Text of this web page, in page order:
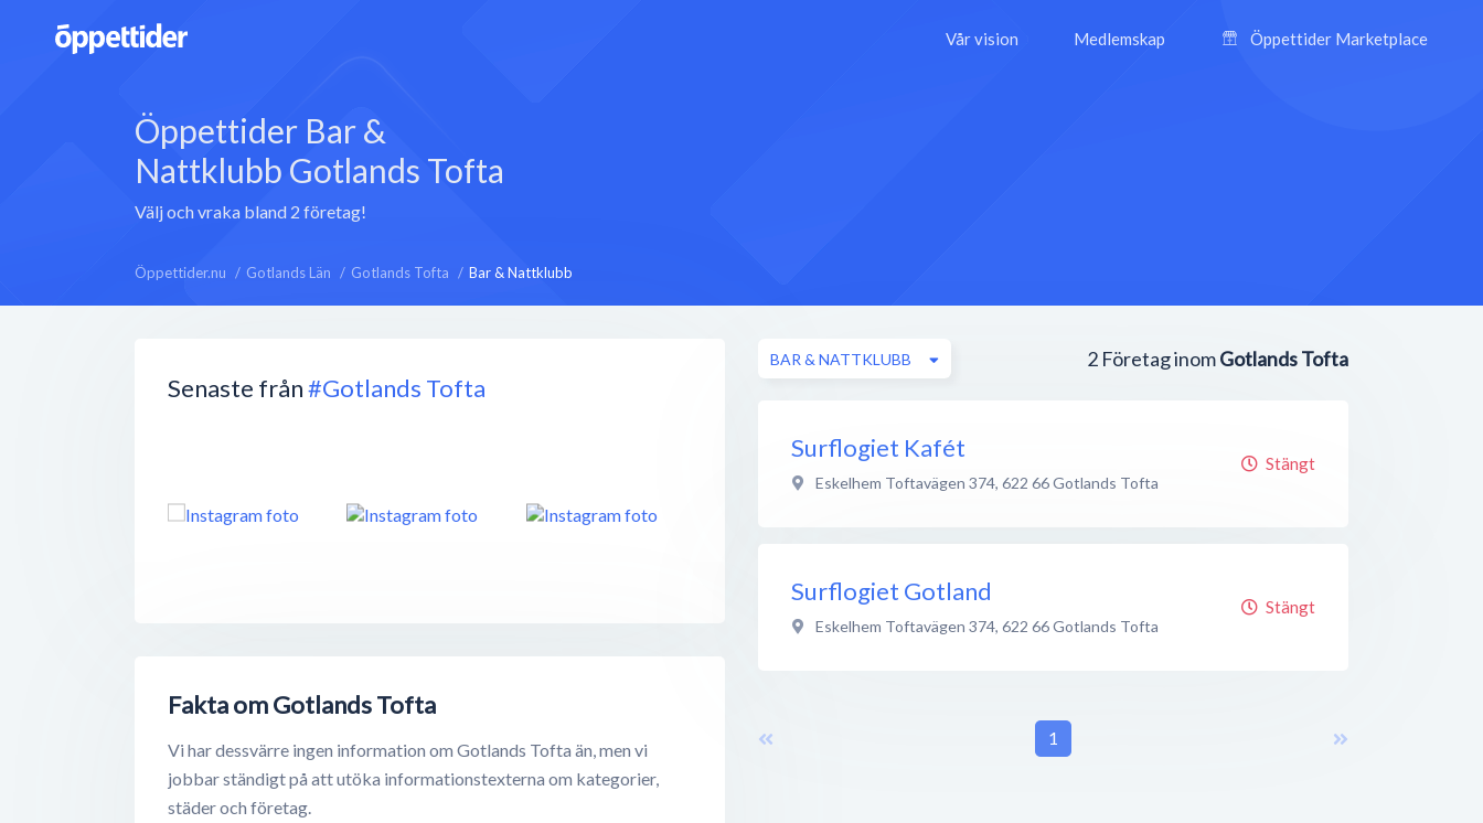
Vår vision Medlemskap Öppettider Marketplace
Öppettider Bar &
Nattklubb Gotlands Tofta
Välj och vraka bland 2 företag!
Öppettider.nu Gotlands Län Gotlands Tofta Bar & Nattklubb
Senaste från#Gotlands Tofta
Fakta om Gotlands Tofta
Vi har dessvärre ingen information om Gotlands Tofta än, men vi
jobbar ständigt på att utöka informationstexterna om kategorier,
städer och företag.
2 Företag inomGotlands Tofta
BAR & NATTKLUBB
Surflogiet Kafét
Eskelhem Toftavägen 374, 622 66Gotlands Tofta
Stängt
Surflogiet Gotland
Eskelhem Toftavägen 374, 622 66Gotlands Tofta
Stängt
1